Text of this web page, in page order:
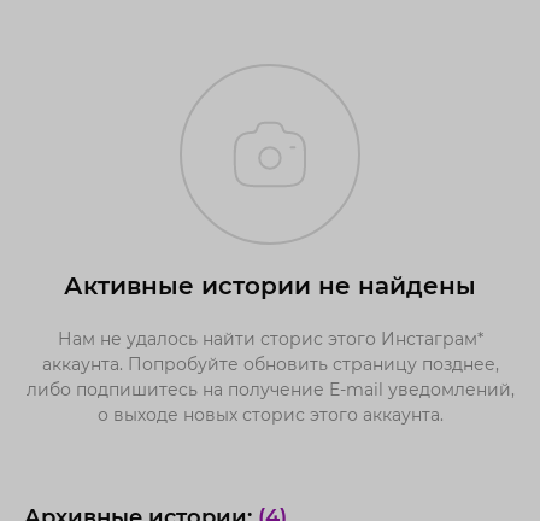
Активные истории не найдены
Нам не удалось найти сторис этого Инстаграм*
аккаунта. Попробуйте обновить страницу позднее,
либо подпишитесь на получение E-mail уведомлений,
о выходе новых сторис этого аккаунта.